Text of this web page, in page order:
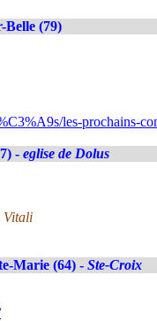
Belle (79)
les-prochains-
- eglise de Dolus
Vitali
Marie (64) - Ste-Croix